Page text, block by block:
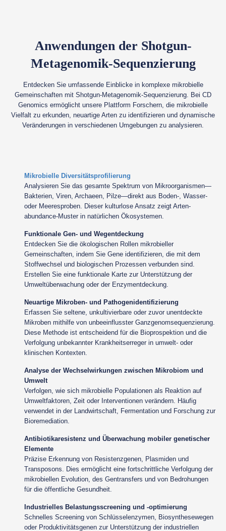
Anwendungen der Shotgun-
Metagenomik-Sequenzierung
Entdecken Sie umfassende Einblicke in komplexe mikrobielle
Gemeinschaften mit Shotgun-Metagenomik-Sequenzierung. Bei CD
Genomics ermöglicht unsere Plattform Forschern, die mikrobielle
Vielfalt zu erkunden, neuartige Arten zu identifizieren und dynamische
Veränderungen in verschiedenen Umgebungen zu analysieren.
Mikrobielle Diversitätsprofilierung
Analysieren Sie das gesamte Spektrum von Mikroorganismen—
Bakterien, Viren, Archaeen, Pilze—direkt aus Boden-, Wasser-
oder Meeresproben. Dieser kulturlose Ansatz zeigt Arten-
abundance-Muster in natürlichen Ökosystemen.
Funktionale Gen- und Wegentdeckung
Entdecken Sie die ökologischen Rollen mikrobieller
Gemeinschaften, indem Sie Gene identifizieren, die mit dem
Stoffwechsel und biologischen Prozessen verbunden sind.
Erstellen Sie eine funktionale Karte zur Unterstützung der
Umweltüberwachung oder der Enzymentdeckung.
Neuartige Mikroben- und Pathogenidentifizierung
Erfassen Sie seltene, unkultivierbare oder zuvor unentdeckte
Mikroben mithilfe von unbeeinflusster Ganzgenomsequenzierung.
Diese Methode ist entscheidend für die Bioprospektion und die
Verfolgung unbekannter Krankheitserreger in umwelt- oder
klinischen Kontexten.
Analyse der Wechselwirkungen zwischen Mikrobiom und
Umwelt
Verfolgen, wie sich mikrobielle Populationen als Reaktion auf
Umweltfaktoren, Zeit oder Interventionen verändern. Häufig
verwendet in der Landwirtschaft, Fermentation und Forschung zur
Bioremediation.
Antibiotikaresistenz und Überwachung mobiler genetischer
Elemente
Präzise Erkennung von Resistenzgenen, Plasmiden und
Transposons. Dies ermöglicht eine fortschrittliche Verfolgung der
mikrobiellen Evolution, des Gentransfers und von Bedrohungen
für die öffentliche Gesundheit.
Industrielles Belastungsscreening und -optimierung
Schnelles Screening von Schlüsselenzymen, Biosynthesewegen
oder Produktivitätsgenen zur Unterstützung der industriellen